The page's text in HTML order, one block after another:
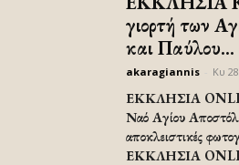
γιορτή των
και Παύλου...
akaragiannis Κυ
ΕΚΚΛΗΣΙΑ
Ναό Αγίου
αποκλειστικές
ΕΚΚΛΗΣΙΑ